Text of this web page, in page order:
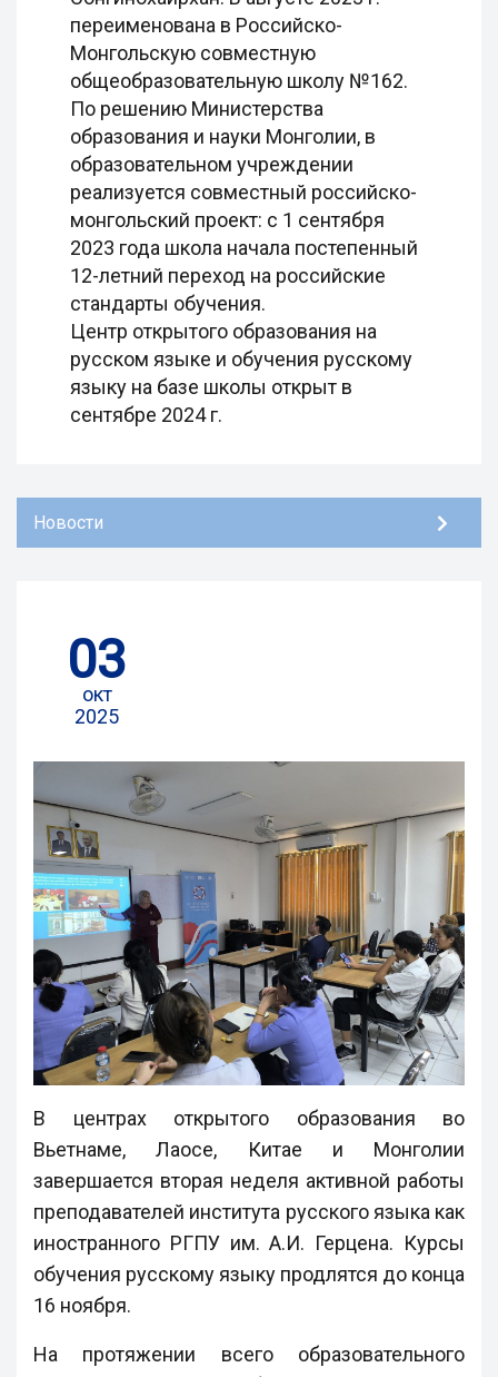
переименована в Российско-
Монгольскую совместную
общеобразовательную школу №162.
По решению Министерства
образования и науки Монголии, в
образовательном учреждении
реализуется совместный российско-
монгольский проект: с 1 сентября
2023 года школа начала постепенный
12-летний переход на российские
стандарты обучения.
Центр открытого образования на
русском языке и обучения русскому
языку на базе школы открыт в
сентябре 2024 г.
Новости
03
окт
2025
В центрах открытого образования во
Вьетнаме, Лаосе, Китае и Монголии
завершается вторая неделя активной работы
преподавателей института русского языка как
иностранного РГПУ им. А.И. Герцена. Курсы
обучения русскому языку продлятся до конца
16 ноября.
На протяжении всего образовательного